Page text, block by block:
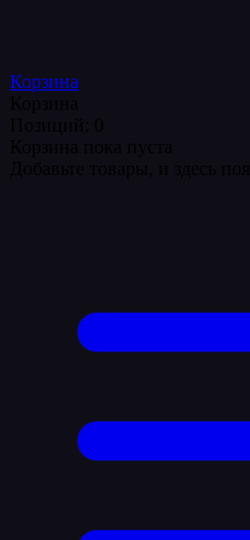
Корзина